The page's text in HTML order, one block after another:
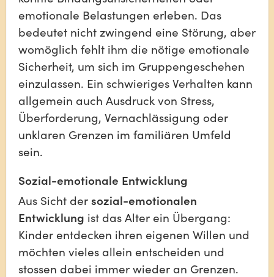
emotionale Belastungen erleben. Das
bedeutet nicht zwingend eine Störung, aber
womöglich fehlt ihm die nötige emotionale
Sicherheit, um sich im Gruppengeschehen
einzulassen. Ein schwieriges Verhalten kann
allgemein auch Ausdruck von Stress,
Überforderung, Vernachlässigung oder
unklaren Grenzen im familiären Umfeld
sein.
Sozial-emotionale Entwicklung
Aus Sicht der sozial-emotionalen
Entwicklung ist das Alter ein Übergang:
Kinder entdecken ihren eigenen Willen und
möchten vieles allein entscheiden und
stossen dabei immer wieder an Grenzen.